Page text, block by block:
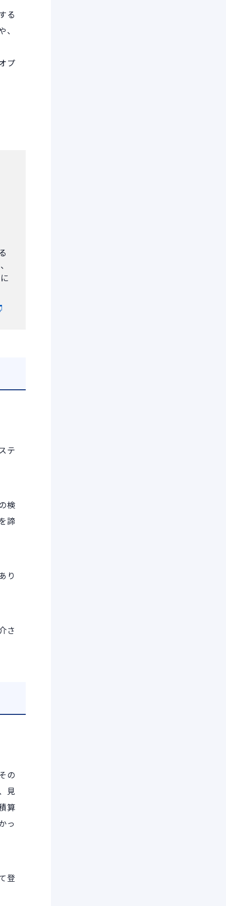
る
プ
テ
検
諦
り
さ
の
見
算
っ
登